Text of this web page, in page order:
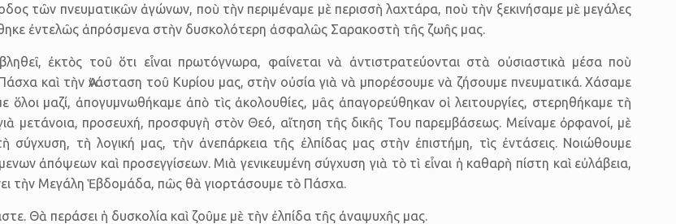
τῶν πνευματικῶν ἀγώνων, ποὺ τὴν περιμέναμε μὲ περισσὴ λαχτάρα, ποὺ τὴν ξεκινήσαμε μὲ μεγάλες
ἐντελῶς ἀπρόσμενα στὴν δυσκο­λότερη ἀσφαλῶς Σαρακοστὴ τῆς ζωῆς μας.
ἐκτὸς τοῦ ὅτι εἶναι πρωτόγνωρα, φαίνεται νὰ ἀντιστρατεύονται στὰ οὐσιαστικὰ μέσα ποὺ
καὶ τὴν Ἀνάσταση τοῦ Κυρίου μας, στὴν οὐσία γιὰ νὰ μπορέσουμε νὰ ζήσουμε πνευματικά. Χάσαμε
μαζί, ἀπογυμνωθήκαμε ἀπὸ τὶς ἀκολουθίες, μᾶς ἀπαγο­ρεύθηκαν οἱ λει­τουρ­γίες, στερηθήκαμε τὴ
μετάνοια, προσευχή, προσφυγὴ στὸν Θεό, αἴτηση τῆς δικῆς Του παρεμβάσεως. Μείναμε ὀρφανοί, μὲ
τὴ λογική μας, τὴν ἀνεπάρκεια τῆς ἐλπίδας μας στὴν ἐπιστήμη, τὶς ἐντάσεις. Νοιώθουμε
ἀπόψεων καὶ προσεγ­γί­σεων. Μιὰ γενικευμένη σύγχυση γιὰ τὸ τὶ εἶναι ἡ καθαρὴ πίστη καὶ εὐλά­βεια,
τὴν Μεγάλη Ἑβδο­μάδα, πῶς θὰ γιορτάσουμε τὸ Πάσχα.
Θὰ περάσει ἡ δυσκολία καὶ ζοῦμε μὲ τὴν ἐλπίδα τῆς ἀναψυχῆς μας.